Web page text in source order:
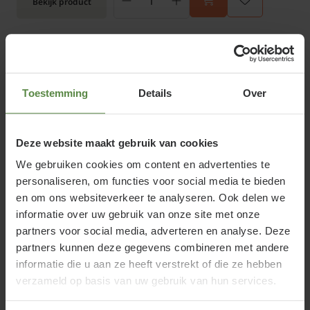
Toestemming Details Over
Deze website maakt gebruik van cookies
We gebruiken cookies om content en advertenties te
personaliseren, om functies voor social media te bieden
en om ons websiteverkeer te analyseren. Ook delen we
informatie over uw gebruik van onze site met onze
partners voor social media, adverteren en analyse. Deze
partners kunnen deze gegevens combineren met andere
informatie die u aan ze heeft verstrekt of die ze hebben
verzameld op basis van uw gebruik van hun services.
Bekijk product
Prunus lusitanica brenelia
leiboom - Rek 180x110 cm
Online op voorraad
Ja
€249,95
Prunus lusitanica brenelia
leiboom - Rek 200x130 cm